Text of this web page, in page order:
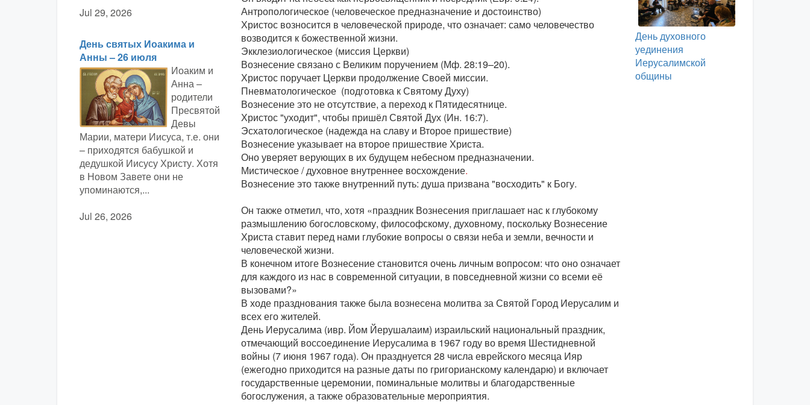
Jul 29, 2026
День святых Иоакима и
Анны – 26 июля
Иоаким и
Анна –
родители
Пресвятой
Девы
Марии, матери Иисуса, т.е. они
– приходятся бабушкой и
дедушкой Иисусу Христу. Хотя
в Новом Завете они не
упоминаются,...
Jul 26, 2026
Антропологическое (человеческое предназначение и достоинство)
Христос возносится в человеческой природе, что означает: само человечество
возводится к божественной жизни.
Экклезиологическое (миссия Церкви)
Вознесение связано с Великим поручением (Мф. 28:19–20).
Христос поручает Церкви продолжение Своей миссии.
Пневматологическое (подготовка к Святому Духу)
Вознесение это не отсутствие, а переход к Пятидесятнице.
Христос "уходит", чтобы пришёл Святой Дух (Ин. 16:7).
Эсхатологическое (надежда на славу и Второе пришествие)
Вознесение указывает на второе пришествие Христа.
Оно уверяет верующих в их будущем небесном предназначении.
Мистическое / духовное внутреннее восхождение.
Вознесение это также внутренний путь: душа призвана "восходить" к Богу.
Он также отметил, что, хотя «праздник Вознесения приглашает нас к глубокому
размышлению богословскому, философскому, духовному, поскольку Вознесение
Христа ставит перед нами глубокие вопросы о связи неба и земли, вечности и
человеческой жизни.
В конечном итоге Вознесение становится очень личным вопросом: что оно означает
для каждого из нас в современной ситуации, в повседневной жизни со всеми её
вызовами?»
В ходе празднования также была вознесена молитва за Святой Город Иерусалим и
всех его жителей.
День Иерусалима (ивр. Йом Йерушалаим) израильский национальный праздник,
отмечающий воссоединение Иерусалима в 1967 году во время Шестидневной
войны (7 июня 1967 года). Он празднуется 28 числа еврейского месяца Ияр
(ежегодно приходится на разные даты по григорианскому календарю) и включает
государственные церемонии, поминальные молитвы и благодарственные
богослужения, а также образовательные мероприятия.
День духовного
уединения
Иерусалимской
общины